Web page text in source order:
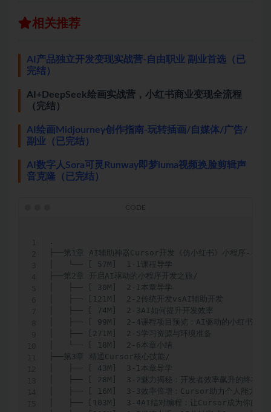
相关推荐
AI产品独立开发变现实战营-自由职业 副业首选（已
完结）
A I+DeepSeek绘画实战营，小红书商业变现全流程
（完结）
AI绘画Midjourney创作指南-玩转插画/自媒体/广告/
副业（已完结）
AI数字人Sora可灵Runway即梦luma视频换脸剪辑声
音克隆（已完结）
.
├──第1章 AI辅助神器Cursor开发《仿小红书》小程序--课
│   └── [ 57M]  1-1课程导学
├──第2章 开启AI驱动的小程序开发之旅/
│   ├── [ 30M]  2-1本章导学
│   ├── [121M]  2-2传统开发vsAI辅助开发
│   ├── [ 74M]  2-3AI如何提升开发效率
│   ├── [ 99M]  2-4课程项目预览：AI驱动的小红书小程
│   ├── [271M]  2-5学习资源与环境准备
│   └── [ 18M]  2-6本章小结
├──第3章 精通Cursor核心技能/
│   ├── [ 43M]  3-1本章导学
│   ├── [ 28M]  3-2魅力揭秘：开发者效率飙升的终极武
│   ├── [ 16M]  3-3效率倍增：Cursor助力个人能力提升
│   ├── [103M]  3-4AI结对编程：让Cursor成为你的专